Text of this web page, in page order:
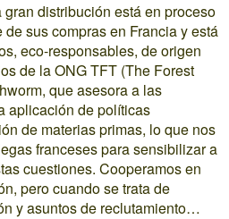
distribución está en proceso
sus compras en Francia y está
eco-responsables, de origen
de la ONG TFT (The Forest
que asesora a las
aplicación de políticas
de materias primas, lo que nos
franceses para sensibilizar a
cuestiones. Cooperamos en
pero cuando se trata de
y asuntos de reclutamiento…